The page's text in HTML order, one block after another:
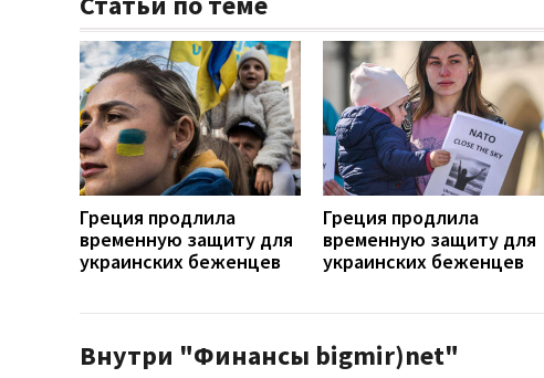
Греция продлила
временную защиту для
украинских беженцев
Греция продлила
временную защиту для
украинских беженцев
Внутри "Финансы bigmir)net"